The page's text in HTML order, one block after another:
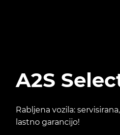
A2S
Rabljena vozila:
lastno garancijo!